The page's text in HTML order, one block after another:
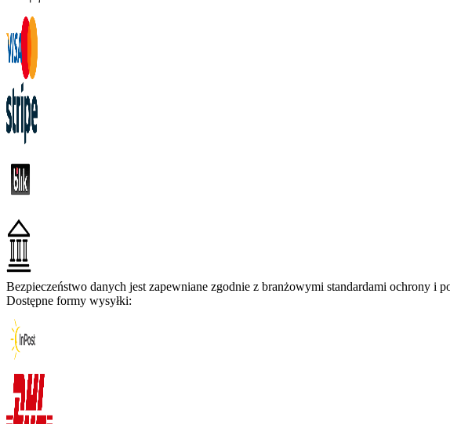
Bezpieczeństwo danych jest zapewniane zgodnie z branżowymi standardami ochrony i
Dostępne formy wysyłki: